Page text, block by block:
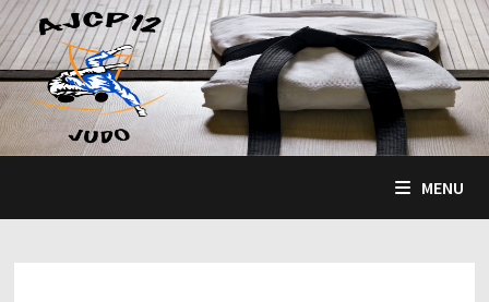
Passer
au
contenu
MENU